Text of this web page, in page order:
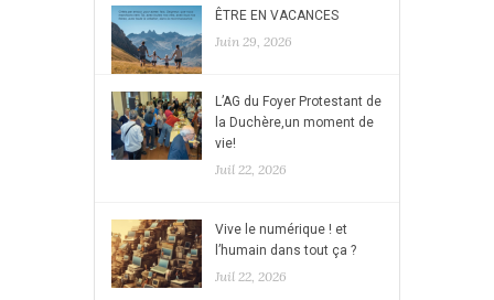
ÊTRE EN VACANCES
Juin 29, 2026
L’AG du Foyer Protestant de
la Duchère,un moment de
vie!
Juil 22, 2026
Vive le numérique ! et
l’humain dans tout ça ?
Juil 22, 2026